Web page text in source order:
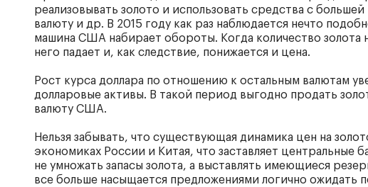
реализовывать золото и использовать средства с
валюту и др. В 2015 году как раз наблюдается нечто
машина США набирает обороты. Когда количество золота
него падает и, как следствие, понижается и цена.
Рост курса доллара по отношению к остальным валютам
долларовые активы. В такой период выгодно продать
валюту США.
Нельзя забывать, что существующая динамика цен на
экономиках России и Китая, что заставляет центральные
не умножать запасы золота, а выставлять имеющиеся
все больше насыщается предложениями логично ожидать